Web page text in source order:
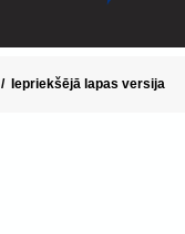
/ Iepriekšējā lapas versija